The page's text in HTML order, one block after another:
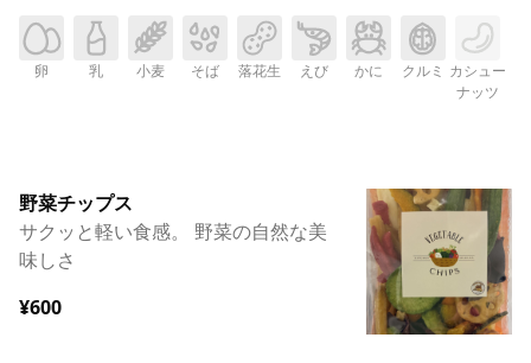
卵 乳 小麦 そば 落花生 えび かに クルミ カシュー
ナッツ
野菜チップス
サクッと軽い食感。 野菜の自然な美
味しさ
¥600